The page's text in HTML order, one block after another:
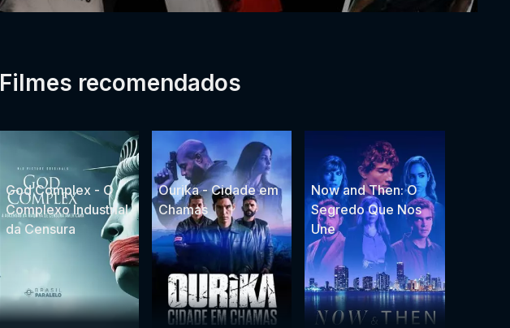
Filmes recomendados
God Complex - O
Complexo Industrial
da Censura
Ourika - Cidade em
Chamas
Now and Then: O
Segredo Que Nos
Une